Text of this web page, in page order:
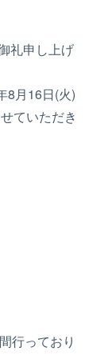
礼申し上げ
8月16日(火)
ていただき
行っており